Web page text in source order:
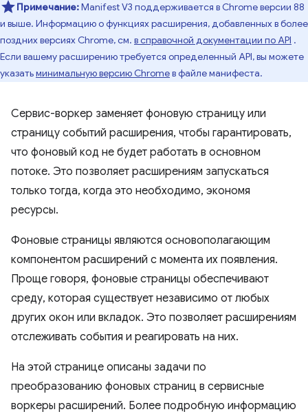
Примечание:Manifest V3 поддерживается в Chrome версии 88
и выше. Информацию о функциях расширения, добавленных в более
поздних версиях Chrome, см. в справочной документации по API .
Если вашему расширению требуется определенный API, вы можете
указатьминимальную версию Chromeв файле манифеста.
Сервис-воркер заменяет фоновую страницу или
страницу событий расширения, чтобы гарантировать,
что фоновый код не будет работать в основном
потоке. Это позволяет расширениям запускаться
только тогда, когда это необходимо, экономя
ресурсы.
Фоновые страницы являются основополагающим
компонентом расширений с момента их появления.
Проще говоря, фоновые страницы обеспечивают
среду, которая существует независимо от любых
других окон или вкладок. Это позволяет расширениям
отслеживать события и реагировать на них.
На этой странице описаны задачи по
преобразованию фоновых страниц в сервисные
воркеры расширений. Более подробную информацию